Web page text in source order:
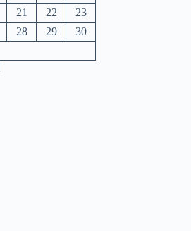
21 22
23
28 29
30